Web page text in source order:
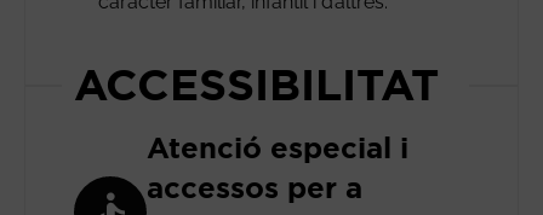
ACCESSIBILITAT
Atenció especial i
accessos per a